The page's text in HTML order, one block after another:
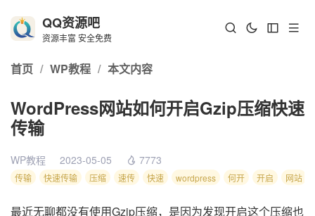
QQ资源吧
资源丰富 安全免费
首页 / WP教程 / 本文内容
WordPress网站如何开启Gzip压缩快速
传输
WP教程 2023-05-05 7773
传输 快速传输 压缩 速传 快速 wordpress 何开 开启 网站
最近无聊都没有使用Gzip压缩，是因为发现开启这个压缩也